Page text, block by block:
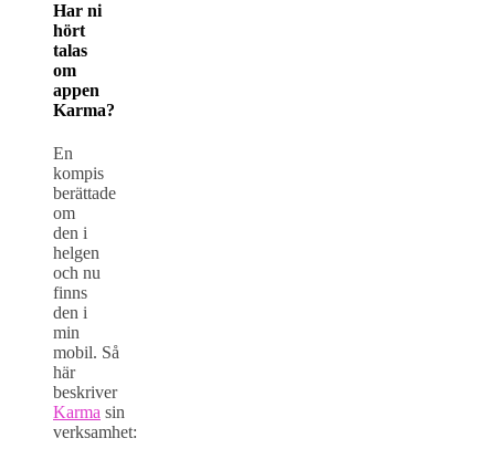
Har ni
hört
talas
om
appen
Karma?
En
kompis
berättade
om
den i
helgen
och nu
finns
den i
min
mobil. Så
här
beskriver
Karma sin
verksamhet: